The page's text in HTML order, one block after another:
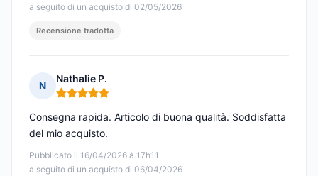
a seguito di un acquisto di 02/05/2026
Recensione tradotta
N
Nathalie P.
Nota: 5 su 5
Pubblicato il 16/04/2026 à 17h11
a seguito di un acquisto di 06/04/2026
Consegna rapida. Articolo di buona qualità. Soddisfatta
del mio acquisto.